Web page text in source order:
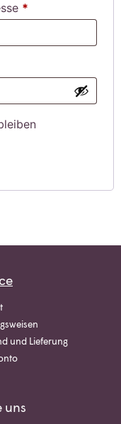
*
und Lieferung
uns